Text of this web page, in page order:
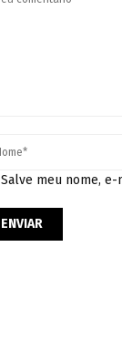
Salve meu nome,